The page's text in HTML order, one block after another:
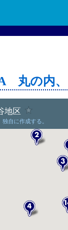
丸の内